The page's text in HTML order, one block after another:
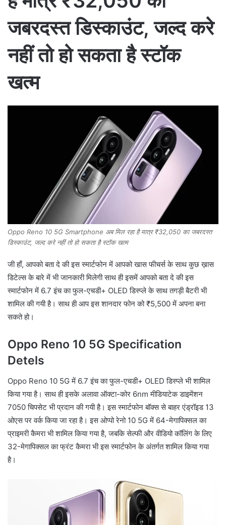
जबरदस्त डिस्काउंट, जल्द करे
नहीं तो हो सकता है स्टॉक
खत्म
Oppo Reno 10 5G Smartphone अब मिल रहा है मात्र ₹32,050 का जबरदस्त
डिस्काउंट, जल्द करे नहीं तो हो सकता है स्टॉक खत्म
जी हाँ, आपको बता दे की इस स्मार्टफोन में आपको खास फीचर्स के साथ कुछ ख़ास
डिटेल्स के बारे में भी जानकारी मिलेगी साथ ही इसमें आपको बता दे की इस
स्मार्टफोन में 6.7 इंच का फुल-एचडी+ OLED डिस्प्ले के साथ तगड़ी बैटरी भी
शामिल की गयी है। साथ ही आप इस शानदार फोन को ₹5,500 में अपना बना
सकते हो।
Oppo Reno 10 5G Specification
Detels
Oppo Reno 10 5G में 6.7 इंच का फुल-एचडी+ OLED डिस्प्ले भी शामिल
किया गया है। साथ ही इसके अलावा ऑक्टा-कोर 6nm मीडियाटेक डाइमेंशन
7050 चिपसेट भी प्रदान की गयी है। इस स्मार्टफोन बॉक्स से बाहर एंड्रॉइड 13
ओएस पर वर्क किया जा रहा है। इस ओप्पो रेनो 10 5G में 64-मेगापिक्सल का
प्राइमरी कैमरा भी शामिल किया गया है, जबकि सेल्फी और वीडियो कॉलिंग के लिए
32-मेगापिक्सल का फ्रंट कैमरा भी इस स्मार्टफोन के अंतर्गत शामिल किया गया
है।